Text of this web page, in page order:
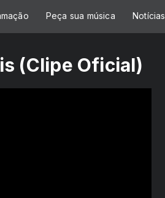
Peça sua música Notícias
(Clipe Oficial)